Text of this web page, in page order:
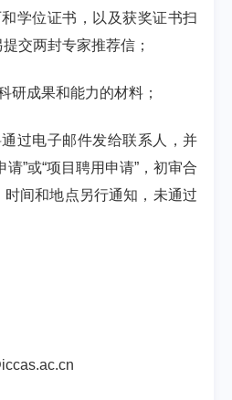
和学位证书，以及获奖证书扫
交两封专家推荐信；
研成果和能力的材料；
通过电子邮件发给联系人，并
请”或“项目聘用申请” ，初审合
间和地点另行通知，未通过